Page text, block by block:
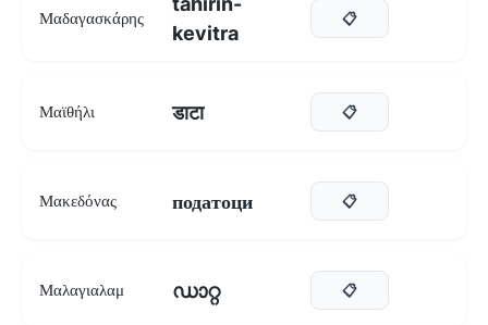
Μαδαγασκάρης
kevitra
📋
Μαϊθήλι डाटा 📋
Μακεδόνας податоци 📋
Μαλαγιαλαμ ഡാറ്റ 📋